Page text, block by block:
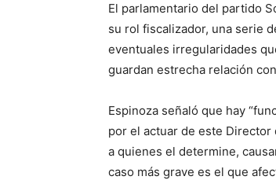
El parlamentario del partido
su rol fiscalizador, una serie
eventuales irregularidades
guardan estrecha relación
Espinoza señaló que hay
por el actuar de este Director
a quienes el determine,
caso más grave es el que